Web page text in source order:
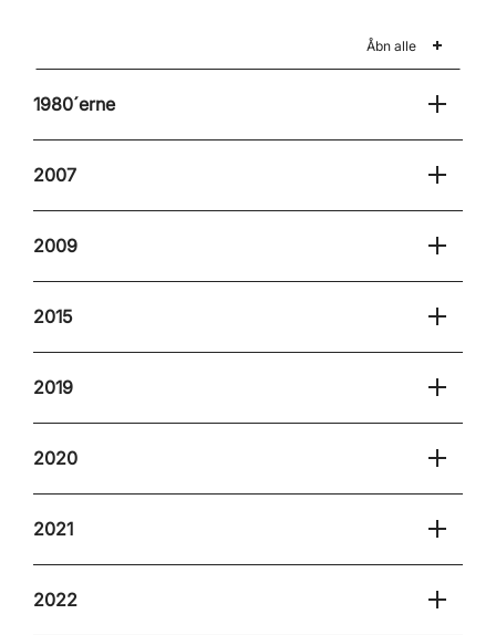
Åbn alle
1980´erne
2007
2009
2015
2019
2020
2021
2022